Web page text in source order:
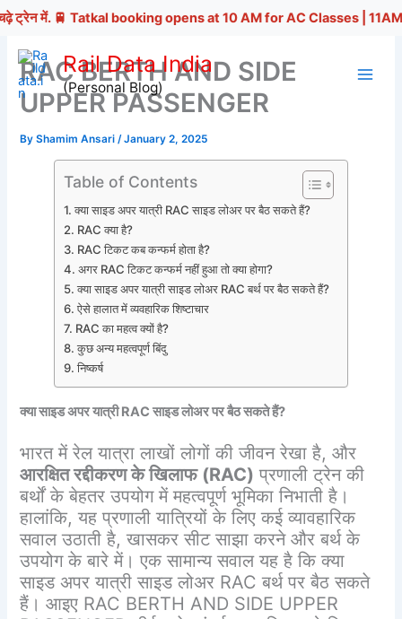
में. 🚆 Tatkal booking opens at 10 AM for AC Classes | 11AM for
Skip
content
Rail Data India
(Personal Blog)
RAC BERTH AND SIDE
UPPER PASSENGER
ByShamim Ansari/January 2, 2025
Table of Contents
क्या साइड अपर यात्री RAC साइड लोअर पर बैठ सकते हैं?
RAC क्या है?
RAC टिकट कब कन्फर्म होता है?
अगर RAC टिकट कन्फर्म नहीं हुआ तो क्या होगा?
क्या साइड अपर यात्री साइड लोअर RAC बर्थ पर बैठ सकते हैं?
ऐसे हालात में व्यवहारिक शिष्टाचार
RAC का महत्व क्यों है?
कुछ अन्य महत्वपूर्ण बिंदु
निष्कर्ष
क्या साइड अपर यात्रीRAC साइड लोअर पर बैठ सकते हैं?
भारत में रेल यात्रा लाखों लोगों की जीवन रेखा है, और
आरक्षित रद्दीकरण के खिलाफ (RAC) प्रणाली ट्रेन की
बर्थों के बेहतर उपयोग में महत्वपूर्ण भूमिका निभाती है।
हालांकि, यह प्रणाली यात्रियों के लिए कई व्यावहारिक
सवाल उठाती है, खासकर सीट साझा करने और बर्थ के
उपयोग के बारे में। एक सामान्य सवाल यह है कि क्या
साइड अपर यात्री साइड लोअर RAC बर्थ पर बैठ सकते
हैं। आइए RAC BERTH AND SIDE UPPER